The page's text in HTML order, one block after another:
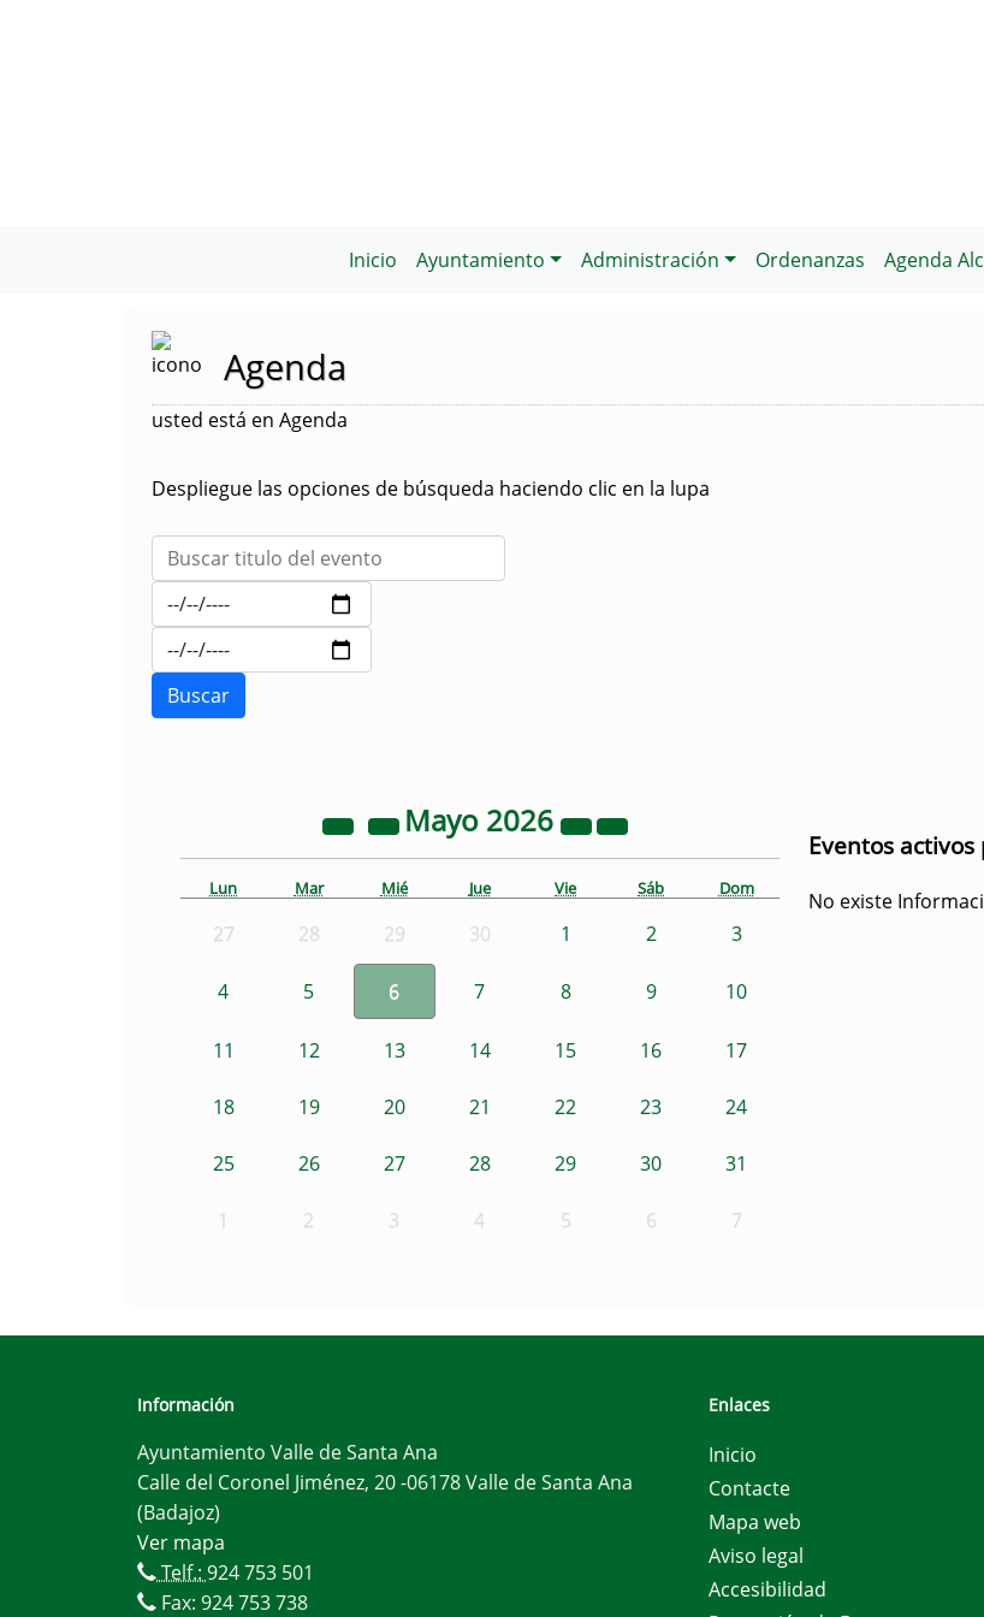
Inicio Ayuntamiento Administración Ordenanzas Agenda
Agenda
usted está en Agenda
Despliegue las opciones de búsqueda haciendo clic en la lupa
Mayo 2026
Lun Mar Mié Jue Vie Sáb Dom
27 28 29 30 1 2 3
4 5 6 7 8 9 10
11 12 13 14 15 16 17
18 19 20 21 22 23 24
25 26 27 28 29 30 31
1 2 3 4 5 6 7
Eventos
No existe
Información
Ayuntamiento Valle de Santa Ana
Calle del Coronel Jiménez, 20 -06178 Valle de Santa Ana
(Badajoz)
Ver mapa
Telf.: 924 753 501
Fax: 924 753 738
Enlaces
Inicio
Contacte
Mapa web
Aviso legal
Accesibilidad